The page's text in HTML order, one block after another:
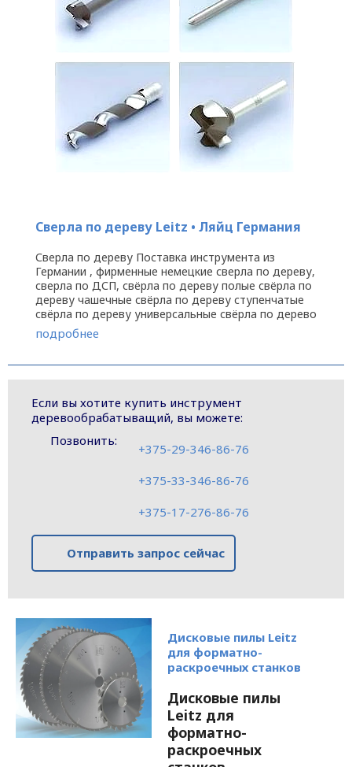
Сверла по дереву Leitz • Ляйц Германия
Сверла по дереву Поставка инструмента из
Германии , фирменные немецкие сверла по дереву,
сверла по ДСП, свёрла по дереву полые свёрла по
дереву чашечные свёрла по дереву ступенчатые
свёрла по дереву универсальные свёрла по дерево
для глухих ...
подробнее
Если вы хотите купить инструмент
деревообрабатыващий, вы можете:
Позвонить:
+375-29-346-86-76
+375-33-346-86-76
+375-17-276-86-76
Отправить запрос сейчас
Дисковые пилы Leitz
для форматно-
раскроечных станков
Дисковые пилы
Leitz для
форматно-
раскроечных